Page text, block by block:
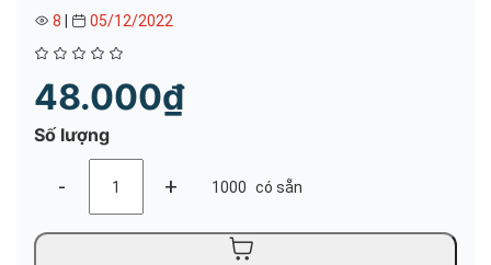
8 05/12/2022
48.000₫
Số lượng
- + 1000 có sẵn